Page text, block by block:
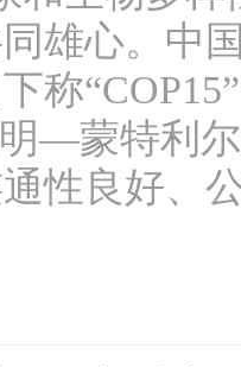
雄心。中
称
—蒙特利
性良好、